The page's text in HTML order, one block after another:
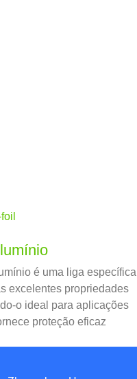
é uma liga específica
excelentes propriedades
o ideal para aplicações
proteção eficaz
e a qualidade dos